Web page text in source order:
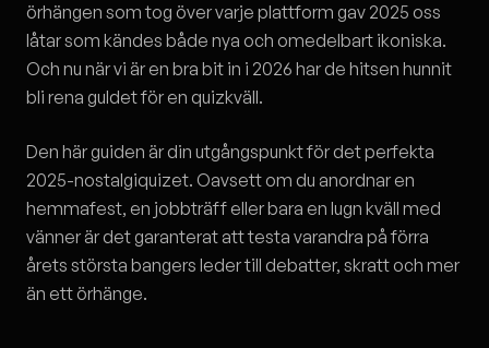
örhängen som tog över varje plattform gav 2025 oss
låtar som kändes både nya och omedelbart ikoniska.
Och nu när vi är en bra bit in i 2026 har de hitsen hunnit
bli rena guldet för en quizkväll.
Den här guiden är din utgångspunkt för det perfekta
2025-nostalgiquizet. Oavsett om du anordnar en
hemmafest, en jobbträff eller bara en lugn kväll med
vänner är det garanterat att testa varandra på förra
årets största bangers leder till debatter, skratt och mer
än ett örhänge.